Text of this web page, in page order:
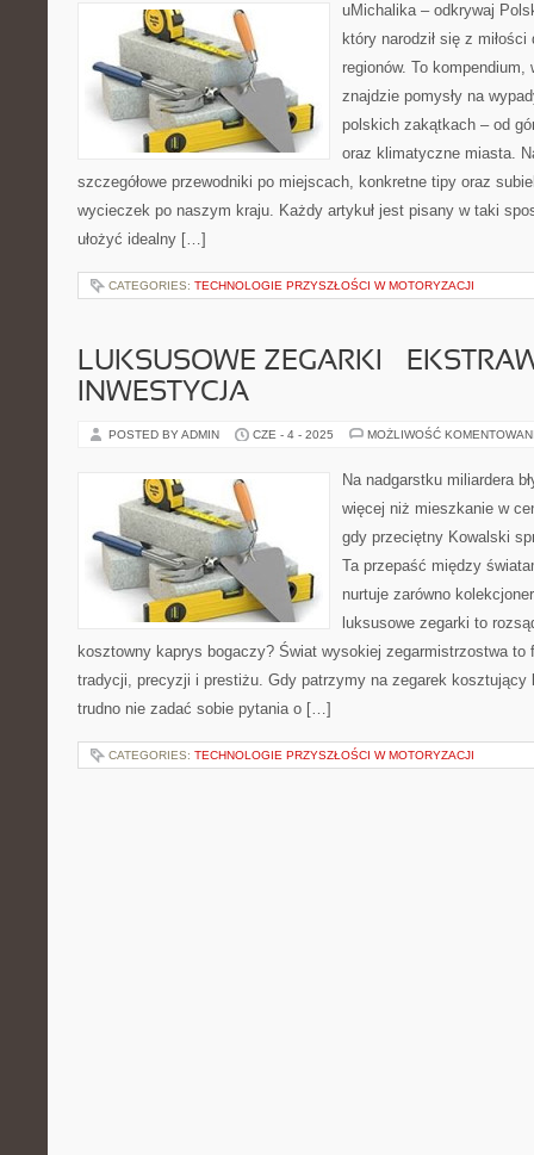
uMichalika – odkrywaj
który narodził się z
regionów. To
znajdzie pomysły na
polskich zakątkach – od
oraz klimatyczne miasta.
szczegółowe przewodniki po miejscach, konkretne tipy oraz
wycieczek po naszym kraju. Każdy artykuł jest pisany w taki
ułożyć idealny […]
CATEGORIES: TECHNOLOGIE PRZYSZŁOŚCI W MOTORYZACJI
LUKSUSOWE ZEGARKI –
INWESTYCJA
POSTED BY ADMIN CZE - 4 - 2025 MOŻLIWOŚĆ
Na nadgarstku miliardera
więcej niż mieszkanie w
gdy przeciętny Kowalski
Ta przepaść między
nurtuje zarówno
luksusowe zegarki to
kosztowny kaprys bogaczy? Świat wysokiej zegarmistrzostwa to
tradycji, precyzji i prestiżu. Gdy patrzymy na zegarek kosztujący
trudno nie zadać sobie pytania o […]
CATEGORIES: TECHNOLOGIE PRZYSZŁOŚCI W MOTORYZACJI